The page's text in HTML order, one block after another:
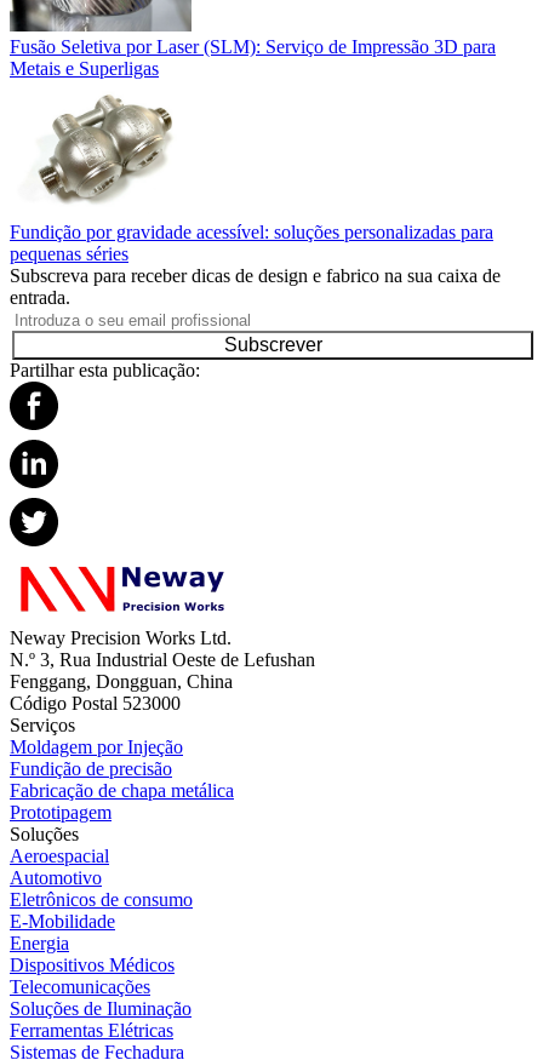
Fusão Seletiva por Laser (SLM): Serviço de Impressão 3D para
Metais e Superligas
Fundição por gravidade acessível: soluções personalizadas para
pequenas séries
Subscreva para receber dicas de design e fabrico na sua caixa de
entrada.
Subscrever
Partilhar esta publicação:
Neway Precision Works Ltd.
N.º 3, Rua Industrial Oeste de Lefushan
Fenggang, Dongguan, China
Código Postal 523000
Serviços
Moldagem por Injeção
Fundição de precisão
Fabricação de chapa metálica
Prototipagem
Soluções
Aeroespacial
Automotivo
Eletrônicos de consumo
E-Mobilidade
Energia
Dispositivos Médicos
Telecomunicações
Soluções de Iluminação
Ferramentas Elétricas
Sistemas de Fechadura